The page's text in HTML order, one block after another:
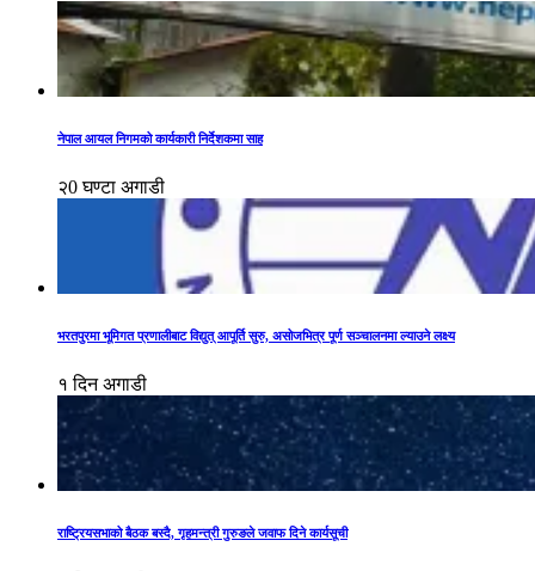
नेपाल आयल निगमको कार्यकारी निर्देशकमा साह
२0 घण्टा अगाडी
भरतपुरमा भूमिगत प्रणालीबाट विद्युत् आपूर्ति सुरु, असोजभित्र पूर्ण सञ्चालनमा ल्याउने लक्ष्य
१ दिन अगाडी
राष्ट्रियसभाको बैठक बस्दै, गृहमन्त्री गुरुङले जवाफ दिने कार्यसूची